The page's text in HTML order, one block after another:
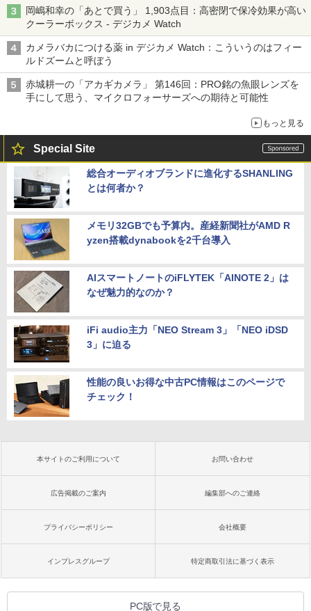
岡嶋和幸の「あとで買う」 1,903点目：高密閉で保冷効果が高い
クーラーボックス - デジカメ Watch
カメラバカにつける薬 in デジカメ Watch：こういうのはフィー
ルドズームと呼ぼう
赤城耕一の「アカギカメラ」 第146回：PRO銘の魚眼レンズを
手にして思う、マイクロフォーサーズへの期待と可能性
もっと見る
Special Site
総合オーディオブランドに進化するSHANLING
とは何者か？
メモリ32GBでも予算内。産経新聞社がAMD R
yzen搭載dynabookを2千台導入
AIスマートノートのiFLYTEK「AINOTE 2」は
なぜ魅力的なのか？
iFi audio主力「NEO Stream 3」「NEO iDSD
3」に迫る
性能の良いお得な中古PC情報はこのページで
チェック！
本サイトのご利用について お問い合わせ
広告掲載のご案内 編集部へのご連絡
プライバシーポリシー 会社概要
インプレスグループ 特定商取引法に基づく表示
PC版で見る